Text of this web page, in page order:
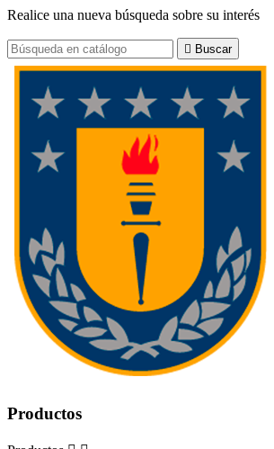
Realice una nueva búsqueda sobre su interés
 Buscar
Productos